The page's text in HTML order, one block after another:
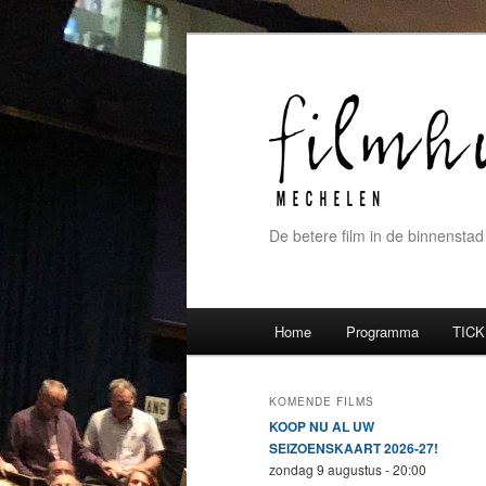
De betere film in de binnenstad
Spring naar de primaire
Spring naar de secundaire
Home Programma
KOMENDE FILMS
KOOP NU AL UW
SEIZOENSKAART 2026-27!
zondag 9 augustus - 20:00